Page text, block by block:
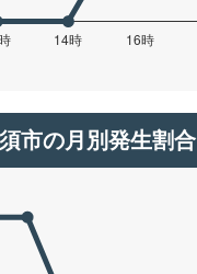
市の月別発生割合